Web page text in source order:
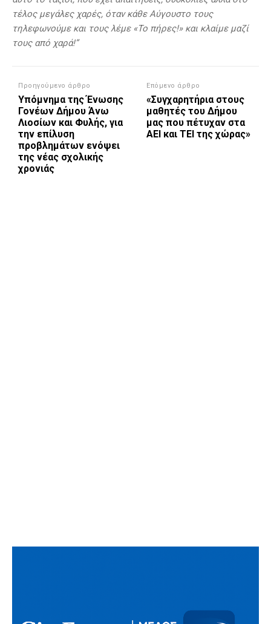
τέλος μεγάλες χαρές, όταν κάθε Αύγουστο τους
τηλεφωνούμε και τους λέμε «Το πήρες!» και κλαίμε μαζί
τους από χαρά!”
Προηγούμενο άρθρο
Υπόμνημα της Ένωσης
Γονέων Δήμου Άνω
Λιοσίων και Φυλής, για
την επίλυση
προβλημάτων ενόψει
της νέας σχολικής
χρονιάς
Επόμενο άρθρο
«Συγχαρητήρια στους
μαθητές του Δήμου
μας που πέτυχαν στα
ΑΕΙ και ΤΕΙ της χώρας»